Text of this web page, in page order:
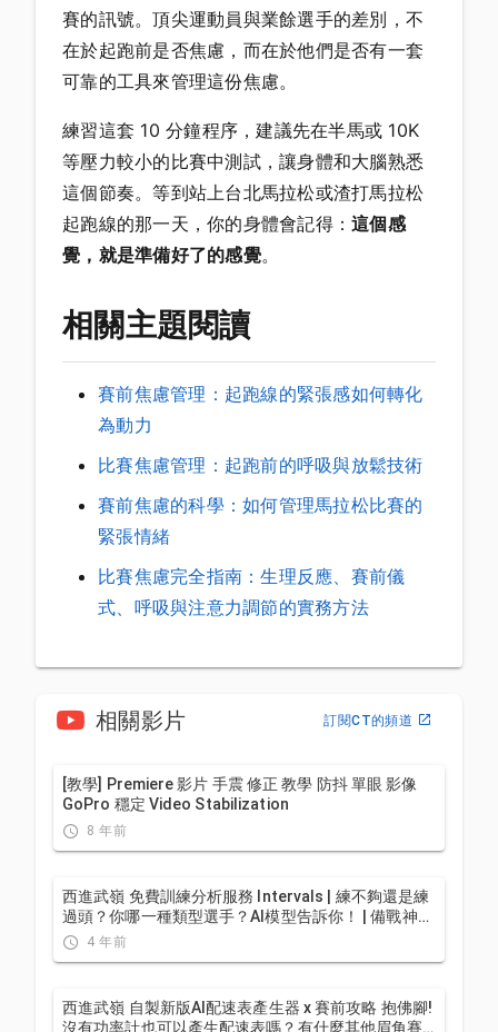
賽的訊號。頂尖運動員與業餘選手的差別，不
在於起跑前是否焦慮，而在於他們是否有一套
可靠的工具來管理這份焦慮。
練習這套 10 分鐘程序，建議先在半馬或 10K
等壓力較小的比賽中測試，讓身體和大腦熟悉
這個節奏。等到站上台北馬拉松或渣打馬拉松
起跑線的那一天，你的身體會記得： 這個感
覺，就是準備好了的感覺。
相關主題閱讀
賽前焦慮管理：起跑線的緊張感如何轉化
為動力
比賽焦慮管理：起跑前的呼吸與放鬆技術
賽前焦慮的科學：如何管理馬拉松比賽的
緊張情緒
比賽焦慮完全指南：生理反應、賽前儀
式、呼吸與注意力調節的實務方法
相關影片 訂閱CT的頻道
[教學] Premiere 影片 手震 修正 教學 防抖 單眼 影像
GoPro 穩定 Video Stabilization
8 年前
西進武嶺 免費訓練分析服務 Intervals | 練不夠還是練
過頭？你哪一種類型選手？AI模型告訴你！ | 備戰神器
4 年前
西進武嶺 自製新版AI配速表產生器 x 賽前攻略 抱佛腳!
沒有功率計也可以產生配速表嗎？有什麼其他眉角賽